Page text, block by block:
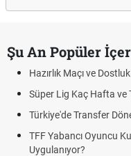
Şu An Popüler
Hazırlık Maçı ve
Süper Lig Kaç Hafta ve
Türkiye'de Transfer
TFF Yabancı Oyuncu
Uygulanıyor?